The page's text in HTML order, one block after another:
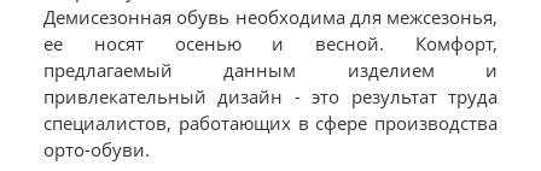
Демисезонная обувь необходима для межсезонья,
ее носят осенью и весной. Комфорт,
предлагаемый данным изделием и
привлекательный дизайн - это результат труда
специалистов, работающих в сфере производства
орто-обуви.